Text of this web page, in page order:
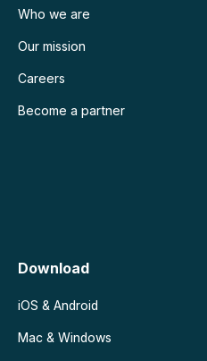
Who we are
Our mission
Careers
Become a partner
Download
iOS & Android
Mac & Windows